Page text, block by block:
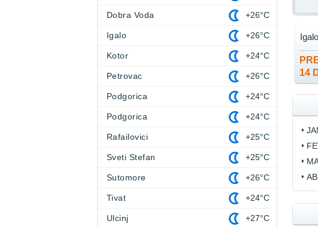
14
Igalo
Dobra Voda +26°C
Igalo +26°C
Kotor +24°C
Petrovac +26°C
Podgorica +24°C
Podgorica +24°C
Rafailovici +25°C
Sveti Stefan +25°C
Sutomore +26°C
Tivat +24°C
Ulcinj +27°C